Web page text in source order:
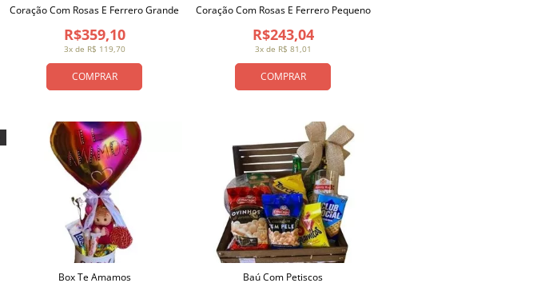
COMPRAR
3x de R$ 119,70
R$359,10
Coração Com Rosas E Ferrero Grande
COMPRAR
3x de R$ 81,01
R$243,04
Coração Com Rosas E Ferrero Pequeno
Box Te Amamos Baú Com Petiscos